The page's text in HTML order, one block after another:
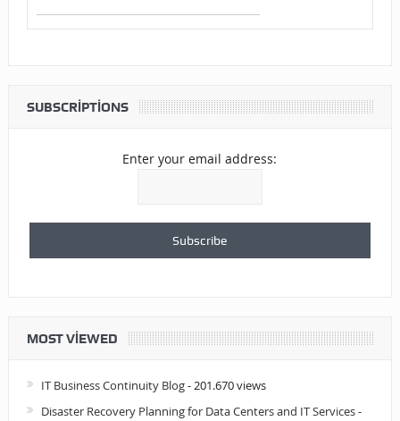
SUBSCRIPTIONS
Enter your email address:
MOST VIEWED
IT Business Continuity Blog- 201.670 views
Disaster Recovery Planning for Data Centers and IT Services-